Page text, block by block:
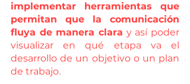
implementar herramientas que
permitan que la comunicación
fluya de manera clara y así poder
visualizar en qué etapa va el
desarrollo de un objetivo o un plan
de trabajo.